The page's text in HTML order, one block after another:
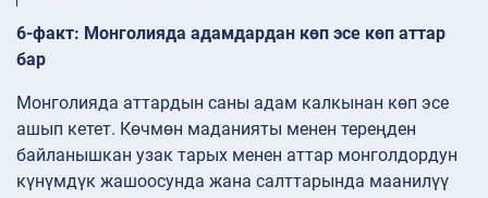
6-факт: Монголияда адамдардан көп эсе көп аттар
бар
Монголияда аттардын саны адам калкынан көп эсе
ашып кетет. Көчмөн маданияты менен тереңден
байланышкан узак тарых менен аттар монголдордун
күнүмдүк жашоосунда жана салттарында маанилүү